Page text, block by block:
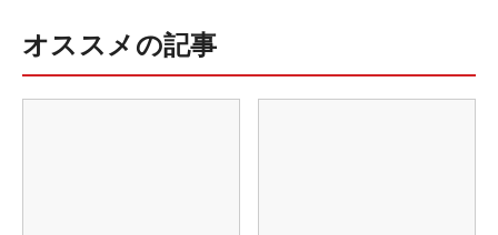
オススメの記事